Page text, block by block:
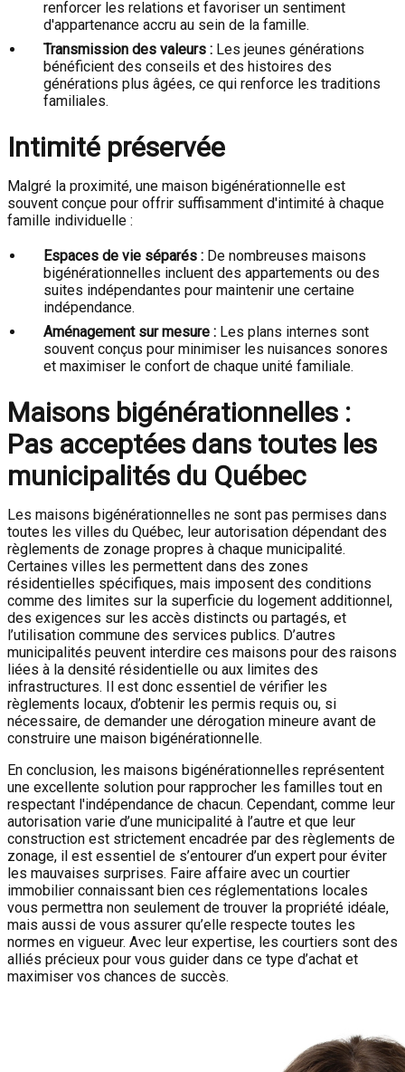
renforcer les relations et favoriser un sentiment
d'appartenance accru au sein de la famille.
Transmission des valeurs : Les jeunes générations
bénéficient des conseils et des histoires des
générations plus âgées, ce qui renforce les traditions
familiales.
Intimité préservée
Malgré la proximité, une maison bigénérationnelle est
souvent conçue pour offrir suffisamment d'intimité à chaque
famille individuelle :
Espaces de vie séparés : De nombreuses maisons
bigénérationnelles incluent des appartements ou des
suites indépendantes pour maintenir une certaine
indépendance.
Aménagement sur mesure : Les plans internes sont
souvent conçus pour minimiser les nuisances sonores
et maximiser le confort de chaque unité familiale.
Maisons bigénérationnelles :
Pas acceptées dans toutes les
municipalités du Québec
Les maisons bigénérationnelles ne sont pas permises dans
toutes les villes du Québec, leur autorisation dépendant des
règlements de zonage propres à chaque municipalité.
Certaines villes les permettent dans des zones
résidentielles spécifiques, mais imposent des conditions
comme des limites sur la superficie du logement additionnel,
des exigences sur les accès distincts ou partagés, et
l’utilisation commune des services publics. D’autres
municipalités peuvent interdire ces maisons pour des raisons
liées à la densité résidentielle ou aux limites des
infrastructures. Il est donc essentiel de vérifier les
règlements locaux, d’obtenir les permis requis ou, si
nécessaire, de demander une dérogation mineure avant de
construire une maison bigénérationnelle.
En conclusion, les maisons bigénérationnelles représentent
une excellente solution pour rapprocher les familles tout en
respectant l'indépendance de chacun. Cependant, comme leur
autorisation varie d’une municipalité à l’autre et que leur
construction est strictement encadrée par des règlements de
zonage, il est essentiel de s’entourer d’un expert pour éviter
les mauvaises surprises. Faire affaire avec un courtier
immobilier connaissant bien ces réglementations locales
vous permettra non seulement de trouver la propriété idéale,
mais aussi de vous assurer qu’elle respecte toutes les
normes en vigueur. Avec leur expertise, les courtiers sont des
alliés précieux pour vous guider dans ce type d’achat et
maximiser vos chances de succès.